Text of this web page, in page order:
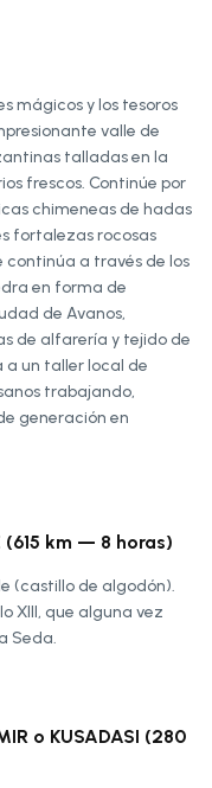
mágicos y los tesoros
valle de
talladas en la
frescos. Continúe por
chimeneas de hadas
fortalezas rocosas
continúa a través de los
en forma de
de Avanos,
de alfarería y tejido de
a un taller local de
trabajando,
generación en
(615 km — 8 horas)
(castillo de algodón).
XIII, que alguna vez
Seda.
o KUSADASI (280